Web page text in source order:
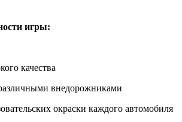
игры:
качества
внедорожниками
окраски каждого автомобиля